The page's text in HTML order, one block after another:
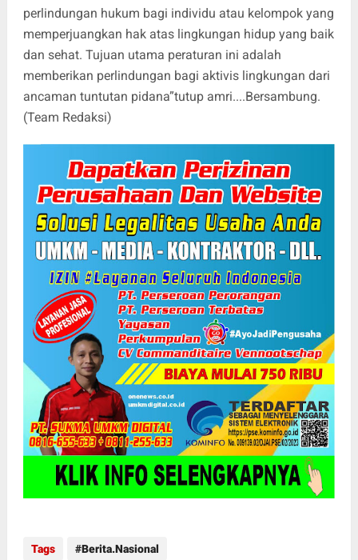
perlindungan hukum bagi individu atau kelompok yang
memperjuangkan hak atas lingkungan hidup yang baik
dan sehat. Tujuan utama peraturan ini adalah
memberikan perlindungan bagi aktivis lingkungan dari
ancaman tuntutan pidana”tutup amri....Bersambung.
(Team Redaksi)
Tags
Berita.Nasional